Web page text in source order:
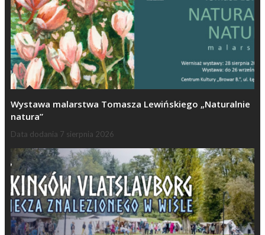
Wystawa malarstwa Tomasza Lewińskiego „Naturalnie
natura”
Data dodania 7 sierpnia 2026